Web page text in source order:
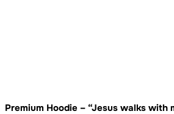
Premium Hoodie – “Jesus walks with